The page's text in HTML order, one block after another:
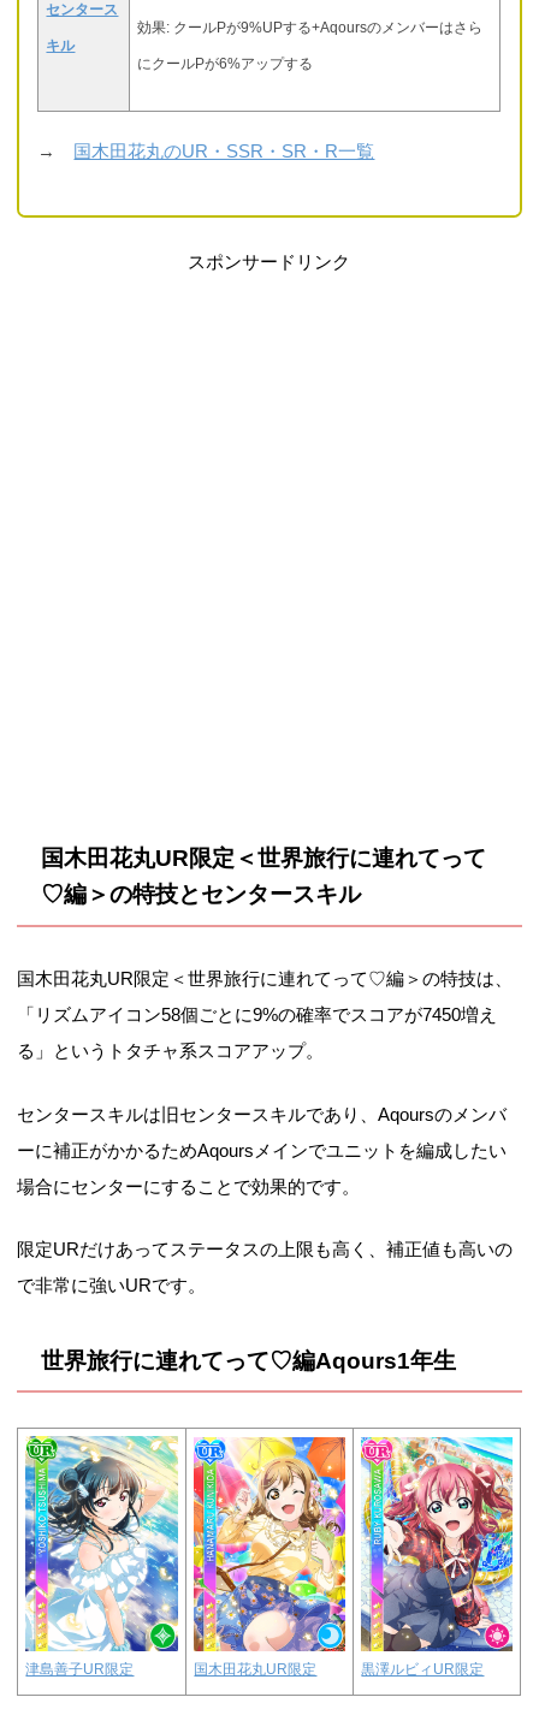
センタース
キル
効果: クールPが9%UPする+Aqoursのメンバーはさら
にクールPが6%アップする
→ 国木田花丸のUR・SSR・SR・R一覧
スポンサードリンク
国木田花丸UR限定＜世界旅行に連れてって
♡編＞の特技とセンタースキル
国木田花丸UR限定＜世界旅行に連れてって♡編＞の特技は、
「リズムアイコン58個ごとに9%の確率でスコアが7450増え
る」というトタチャ系スコアアップ。
センタースキルは旧センタースキルであり、Aqoursのメンバ
ーに補正がかかるためAqoursメインでユニットを編成したい
場合にセンターにすることで効果的です。
限定URだけあってステータスの上限も高く、補正値も高いの
で非常に強いURです。
世界旅行に連れてって♡編Aqours1年生
津島善子UR限定 国木田花丸UR限定 黒澤ルビィUR限定